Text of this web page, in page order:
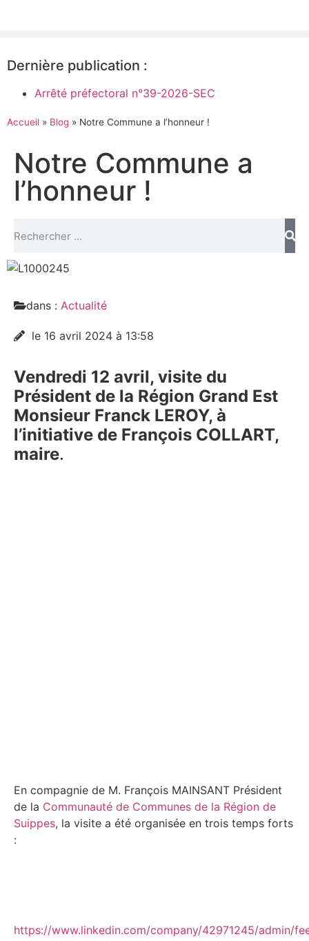
Dernière publication :
Arrêté préfectoral n°39-2026-SEC
Accueil » Blog » Notre Commune a l’honneur !
Notre Commune a
l’honneur !
Vendredi 12 avril, visite du
Président de la Région Grand Est
Monsieur Franck LEROY, à
l’initiative de François COLLART,
maire.
En compagnie de M. François MAINSANT Président
de la Communauté de Communes de la Région de
Suippes, la visite a été organisée en trois temps forts
:
https://www.linkedin.com/company/42971245/admin/
dans : Actualité
le 16 avril 2024 à 13:58